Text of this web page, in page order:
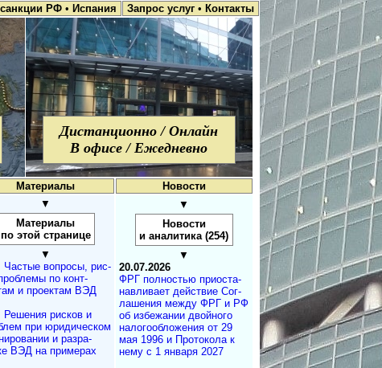
РФ • Испания Запрос услуг • Контакты
Дистанционно / Онлайн
В офисе / Ежедневно
Материалы Новости
▼
Материалы
по этой странице
▼
Частые вопросы, рис­
по конт­
и проектам ВЭД
Решения рисков и
при юридичес­ком
и разра­
ВЭД на примерах
▼
Новости
и аналитика (254)
▼
20.07.2026
ФРГ полностью при­ос­та­
на­в­ли­ва­ет дей­ст­вие Со­г­
ла­ше­ния меж­ду ФРГ и РФ
об из­бе­жа­нии двой­но­го
на­ло­го­об­ло­же­ния от 29
мая 1996 и Про­то­ко­ла к
нему с 1 ян­ва­ря 2027